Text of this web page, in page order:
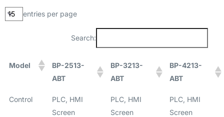
entries per page
Search:
Model
BP-2513-
ABT
BP-3213-
ABT
BP-4213-
ABT
Control
PLC, HMI
Screen
PLC, HMI
Screen
PLC, HMI
Screen